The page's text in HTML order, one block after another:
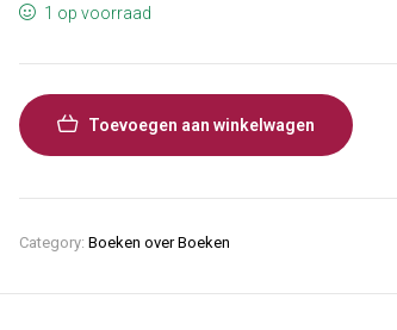
1 op voorraad
Toevoegen aan winkelwagen
Category: Boeken over Boeken